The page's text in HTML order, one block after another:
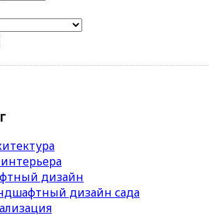
дизайн
дизайн сада